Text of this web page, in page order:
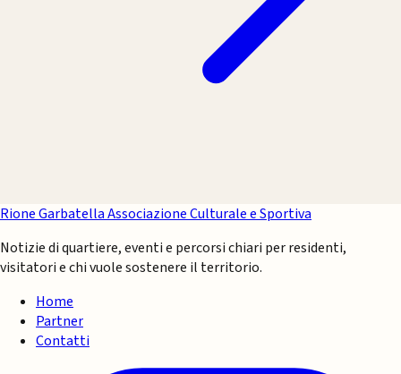
Rione GarbatellaAssociazione Culturale e Sportiva
Notizie di quartiere, eventi e percorsi chiari per residenti,
visitatori e chi vuole sostenere il territorio.
Home
Partner
Contatti